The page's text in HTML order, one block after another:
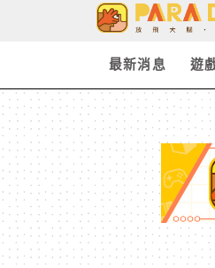
最新消息 遊